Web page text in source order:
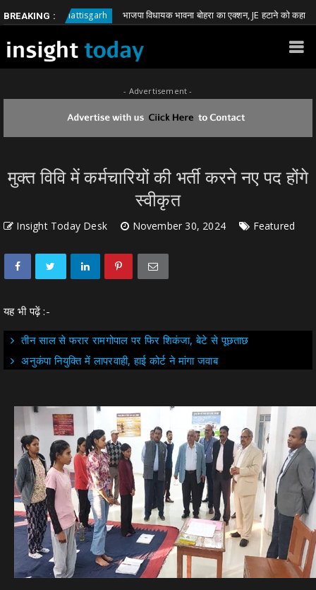
BREAKING :
Chhattisgarh भाजपा विधायक भावना बोहरा का एक्शन, JE हटाने को कहा
- Advertisement -
मुक्त विवि में कर्मचारियों की भर्ती करने नए पद होंगे
स्वीकृत
Insight Today Desk November 30, 2024 Featured
यह भी पढ़ें :-
तीन साल से फरार रामगोपाल पर फिर शिकंजा, बेटे से पूछताछ
अनुकंपा नियुक्ति में लापरवाही, हाई कोर्ट ने मांगा जवाब